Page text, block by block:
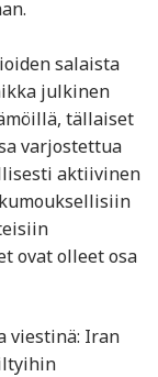
salaista
julkinen
tällaiset
varjostettua
aktiivinen
ovat olleet osa
viestinä: Iran